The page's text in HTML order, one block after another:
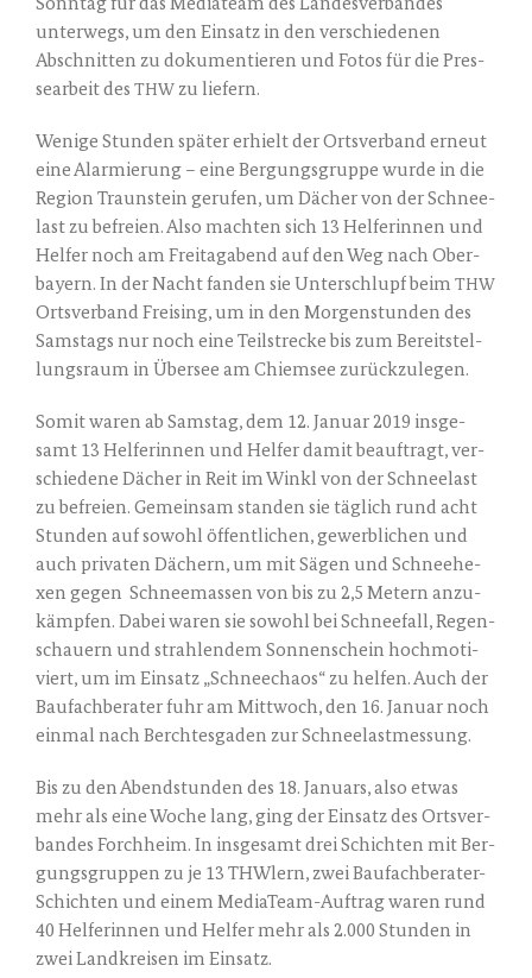
Sonn­tag für das Media­team des Lan­des­ver­ban­des
unter­wegs, um den Ein­satz in den ver­schie­de­nen
Abschnit­ten zu doku­men­tie­ren und Fotos für die Pres­
se­ar­beit des THW zu lie­fern.
Weni­ge Stun­den spä­ter erhielt der Orts­ver­band erneut
eine Alar­mie­rung – eine Ber­gungs­grup­pe wur­de in die
Regi­on Traun­stein geru­fen, um Dächer von der Schnee­
last zu befrei­en. Also mach­ten sich 13 Hel­fe­rin­nen und
Hel­fer noch am Frei­tag­abend auf den Weg nach Ober­
bay­ern. In der Nacht fan­den sie Unter­schlupf beim THW
Orts­ver­band Frei­sing, um in den Mor­gen­stun­den des
Sams­tags nur noch eine Teil­stre­cke bis zum Bereit­stel­
lungs­raum in Über­see am Chiem­see zurück­zu­le­gen.
Somit waren ab Sams­tag, dem 12. Janu­ar 2019 ins­ge­
samt 13 Hel­fe­rin­nen und Hel­fer damit beauf­tragt, ver­
schie­de­ne Dächer in Reit im Winkl von der Schnee­last
zu befrei­en. Gemein­sam stan­den sie täg­lich rund acht
Stun­den auf sowohl öffent­li­chen, gewerb­li­chen und
auch pri­va­ten Dächern, um mit Sägen und Schnee­he­
xen gegen Schnee­mas­sen von bis zu 2,5 Metern anzu­
kämp­fen. Dabei waren sie sowohl bei Schnee­fall, Regen­
schau­ern und strah­len­dem Son­nen­schein hoch­mo­ti­
viert, um im Ein­satz „Schnee­cha­os“ zu hel­fen. Auch der
Bau­fach­be­ra­ter fuhr am Mitt­woch, den 16. Janu­ar noch
ein­mal nach Berch­tes­ga­den zur Schneelastmessung.
Bis zu den Abend­stun­den des 18. Janu­ars, also etwas
mehr als eine Woche lang, ging der Ein­satz des Orts­ver­
ban­des Forch­heim. In ins­ge­samt drei Schich­ten mit Ber­
gungs­grup­pen zu je 13 THWlern, zwei Bau­fach­be­ra­ter-
Schich­ten und einem Media­Team-Auf­trag waren rund
40 Hel­fe­rin­nen und Hel­fer mehr als 2.000 Stun­den in
zwei Land­krei­sen im Ein­satz.